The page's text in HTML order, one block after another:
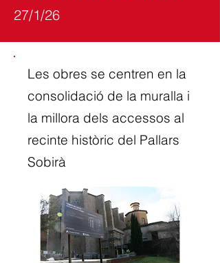
27/1/26
Les obres se centren en la
consolidació de la muralla i
la millora dels accessos al
recinte històric del Pallars
Sobirà